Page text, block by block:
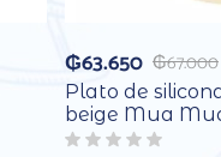
₲67.000
₲63.650
Plato de
beige Mua